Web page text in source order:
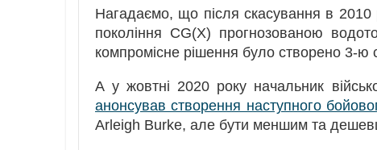
Нагадаємо, що після скасування в 2010
покоління CG(X) прогнозованою
компромісне рішення було створено 3-ю
А у жовтні 2020 року начальник
анонсував створення наступного
Arleigh Burke, але бути меншим та